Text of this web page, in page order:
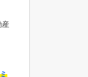
産